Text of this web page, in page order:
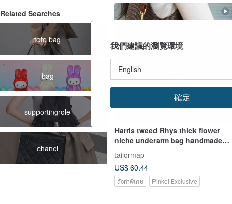
Related Searches
tote bag
bag
supportingrole
chanel
Harris tweed Rhys thick flower
niche underarm bag handmade
shoulder
tailormap
US$ 60.44
สั่งทำพิเศษ Pinkoi Exclusive
我們建議的瀏覽環境
確定